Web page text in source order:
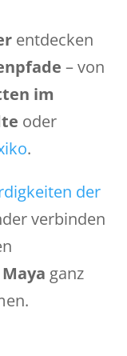
entdecken
– von
im
oder
.
der
verbinden
ganz